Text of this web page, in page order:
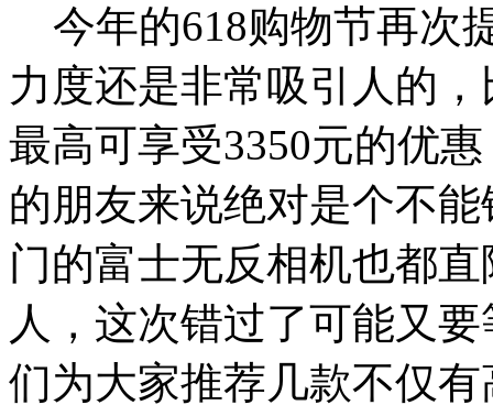
今年的618购物节再次
力度还是非常吸引人的
最高可享受3350元的优
的朋友来说绝对是个不
门的富士无反相机也都
人，这次错过了可能又
们为大家推荐几款不仅